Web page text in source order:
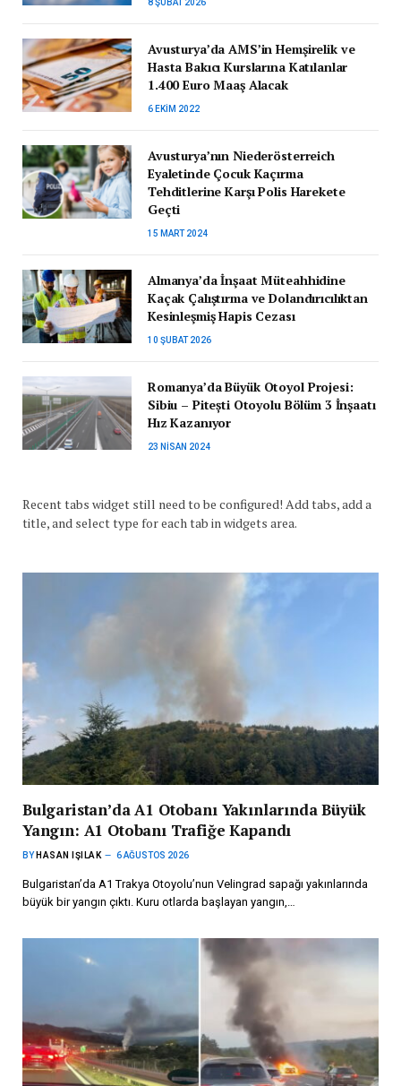
8 ŞUBAT 2026
Avusturya’da AMS’in Hemşirelik ve
Hasta Bakıcı Kurslarına Katılanlar
1.400 Euro Maaş Alacak
6 EKIM 2022
Avusturya’nın Niederösterreich
Eyaletinde Çocuk Kaçırma
Tehditlerine Karşı Polis Harekete
Geçti
15 MART 2024
Almanya’da İnşaat Müteahhidine
Kaçak Çalıştırma ve Dolandırıcılıktan
Kesinleşmiş Hapis Cezası
10 ŞUBAT 2026
Romanya’da Büyük Otoyol Projesi:
Sibiu – Pitești Otoyolu Bölüm 3 İnşaatı
Hız Kazanıyor
23 NISAN 2024
Recent tabs widget still need to be configured! Add tabs, add a
title, and select type for each tab in widgets area.
Bulgaristan’da A1 Otobanı Yakınlarında Büyük
Yangın: A1 Otobanı Trafiğe Kapandı
BY HASAN IŞILAK 6 AĞUSTOS 2026
Bulgaristan’da A1 Trakya Otoyolu’nun Velingrad sapağı yakınlarında
büyük bir yangın çıktı. Kuru otlarda başlayan yangın,…